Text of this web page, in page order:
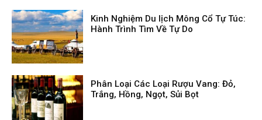
Kinh Nghiệm Du lịch Mông Cổ Tự Túc:
Hành Trình Tìm Về Tự Do
Phân Loại Các Loại Rượu Vang: Đỏ,
Trắng, Hồng, Ngọt, Sủi Bọt